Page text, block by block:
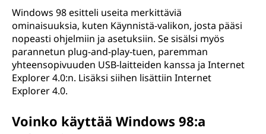
Windows 98 esitteli useita merkittäviä
ominaisuuksia, kuten Käynnistä-valikon, josta pääsi
nopeasti ohjelmiin ja asetuksiin. Se sisälsi myös
parannetun plug-and-play-tuen, paremman
yhteensopivuuden USB-laitteiden kanssa ja Internet
Explorer 4.0:n. Lisäksi siihen lisättiin Internet
Explorer 4.0.
Voinko käyttää Windows 98:a